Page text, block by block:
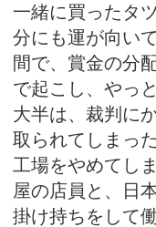
一緒に買ったタ
分にも運が向い
間で、賞金の分
で起こし、やっ
大半は、裁判に
取られてしまっ
工場をやめてし
屋の店員と、日
掛け持ちをして